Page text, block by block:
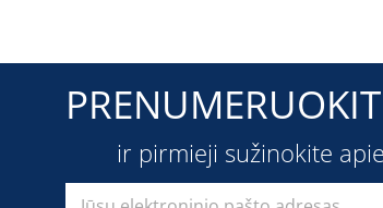
ir pirmieji sužinokite